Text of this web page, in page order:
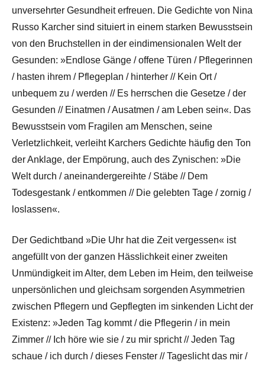
unversehrter Gesundheit erfreuen. Die Gedichte von Nina
Russo Karcher sind situiert in einem starken Bewusstsein
von den Bruchstellen in der eindimensionalen Welt der
Gesunden: »Endlose Gänge / offene Türen / Pflegerinnen
/ hasten ihrem / Pflegeplan / hinterher // Kein Ort /
unbequem zu / werden // Es herrschen die Gesetze / der
Gesunden // Einatmen / Ausatmen / am Leben sein«. Das
Bewusstsein vom Fragilen am Menschen, seine
Verletzlichkeit, verleiht Karchers Gedichte häufig den Ton
der Anklage, der Empörung, auch des Zynischen: »Die
Welt durch / aneinandergereihte / Stäbe // Dem
Todesgestank / entkommen // Die gelebten Tage / zornig /
loslassen«.
Der Gedichtband »Die Uhr hat die Zeit vergessen« ist
angefüllt von der ganzen Hässlichkeit einer zweiten
Unmündigkeit im Alter, dem Leben im Heim, den teilweise
unpersönlichen und gleichsam sorgenden Asymmetrien
zwischen Pflegern und Gepflegten im sinkenden Licht der
Existenz: »Jeden Tag kommt / die Pflegerin / in mein
Zimmer // Ich höre wie sie / zu mir spricht // Jeden Tag
schaue / ich durch / dieses Fenster // Tageslicht das mir /